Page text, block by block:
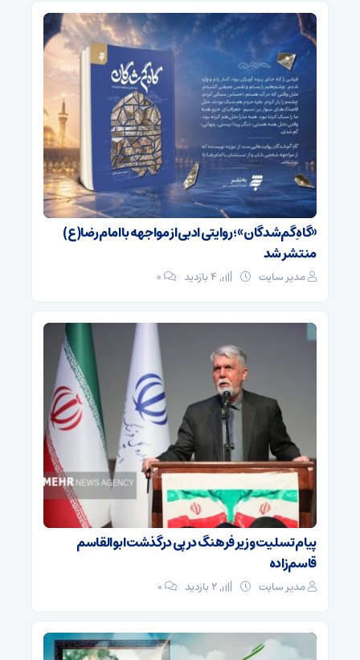
«گاهِ گم‌شدگان»؛ روایتی ادبی از مواجهه با امام رضا(ع)
منتشر شد
مدیر سایت ۰
پیام تسلیت وزیر فرهنگ در پی درگذشت ابوالقاسم
قاسم‌زاده
مدیر سایت ۰